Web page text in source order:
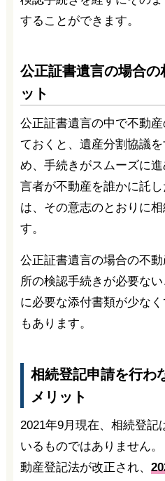
することができます。
公正証書遺言の場合の
ット
公正証書遺言の中で不動
ておくと、遺産分割協議
め、手続きがスムーズに
言者が不動産を誰かに託
は、その意志のとおりに
す。
公正証書遺言の場合の不
所の検認手続きが必要な
に必要な添付書類が少な
もあります。
相続登記申請を行わ
メリット
2021年9月現在、相続登記
いるものではありません
動産登記法が改正され、